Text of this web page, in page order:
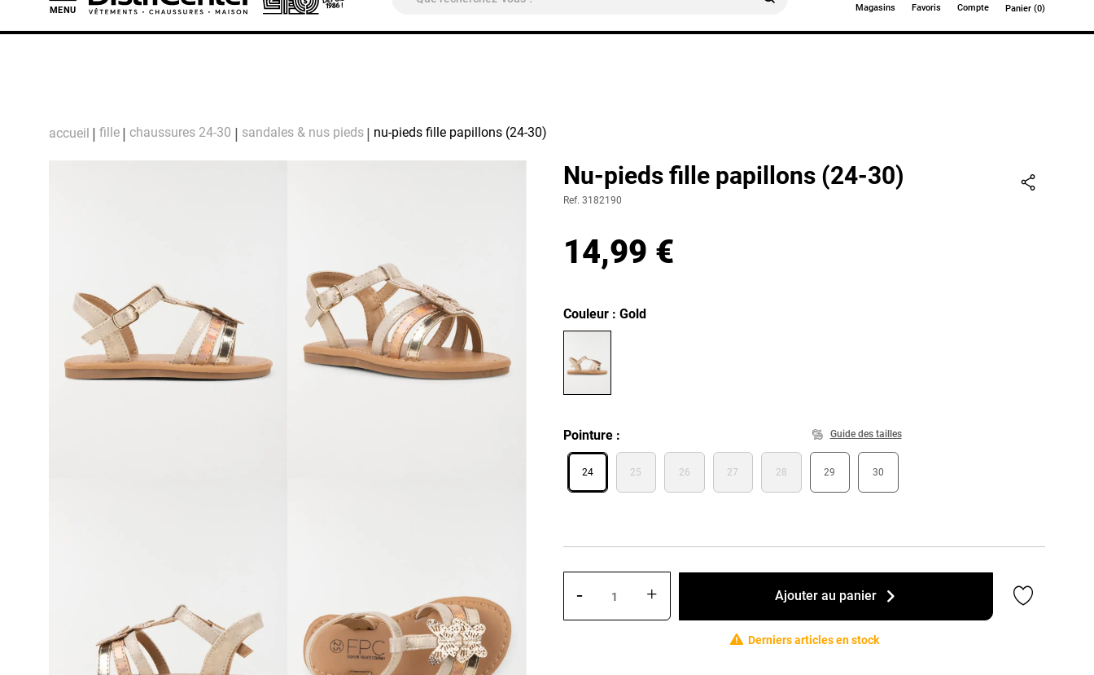
MENU Magasins Favoris Compte Panier (0)
accueil fille chaussures 24-30 sandales & nus pieds nu-pieds fille papillons (24-30)
Nu-pieds fille papillons (24-30)
Ref. 3182190
14,99 €
Couleur : Gold
Pointure Guide des tailles
24 25 26 27 28 29 30
- + Ajouter au panier Ajouter
Derniers articles en stock